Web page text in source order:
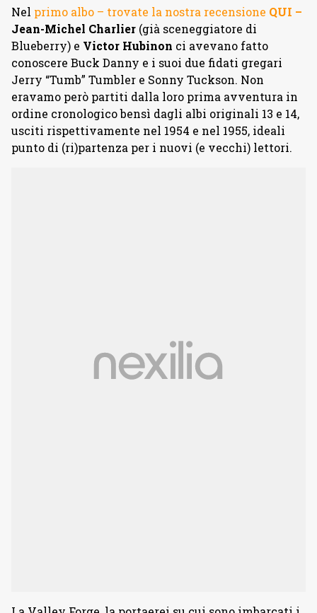
Nel primo albo – trovate la nostra recensione QUI –
Jean-Michel Charlier (già sceneggiatore di
Blueberry) e Victor Hubinon ci avevano fatto
conoscere Buck Danny e i suoi due fidati gregari
Jerry “Tumb” Tumbler e Sonny Tuckson. Non
eravamo però partiti dalla loro prima avventura in
ordine cronologico bensì dagli albi originali 13 e 14,
usciti rispettivamente nel 1954 e nel 1955, ideali
punto di (ri)partenza per i nuovi (e vecchi) lettori.